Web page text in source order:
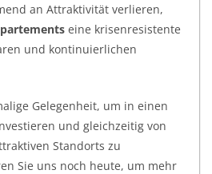
an Attraktivität verlieren,
eine krisenresistente
und kontinuierlichen
Gelegenheit, um in einen
und gleichzeitig von
Standorts zu
Sie uns noch heute, um mehr